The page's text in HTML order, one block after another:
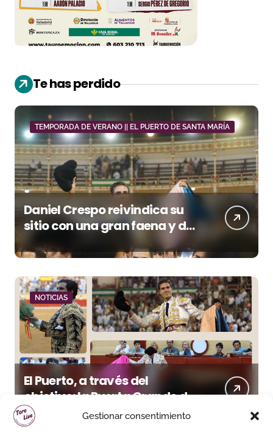
Gestionar consentimiento
Te has perdido
TEMPORADA DE VERANO || EL PUERTO DE SANTA MARÍA
Daniel Crespo reivindica su
sitio con una gran faena y dos
orejas
NOTICIAS
El Puerto, a través del
objetivo: la Puerta Grande de
Crespo y el aroma de
Morante